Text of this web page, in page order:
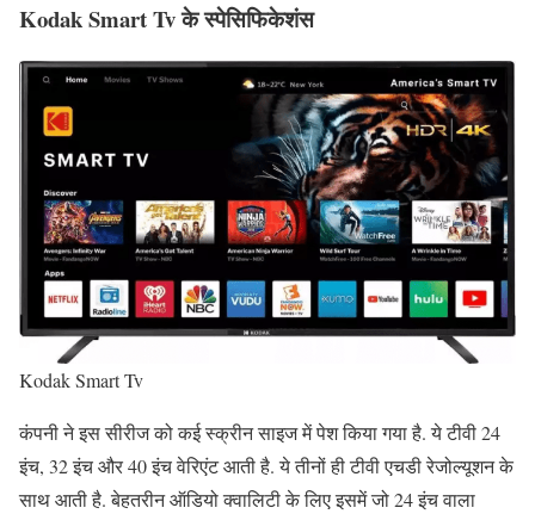
Kodak Smart Tv के स्पेसिफिकेशंस
Kodak Smart Tv
कंपनी ने इस सीरीज को कई स्क्रीन साइज में पेश किया गया है. ये टीवी 24
इंच, 32 इंच और 40 इंच वेरिएंट आती है. ये तीनों ही टीवी एचडी रेजोल्यूशन के
साथ आती है. बेहतरीन ऑडियो क्वालिटी के लिए इसमें जो 24 इंच वाला